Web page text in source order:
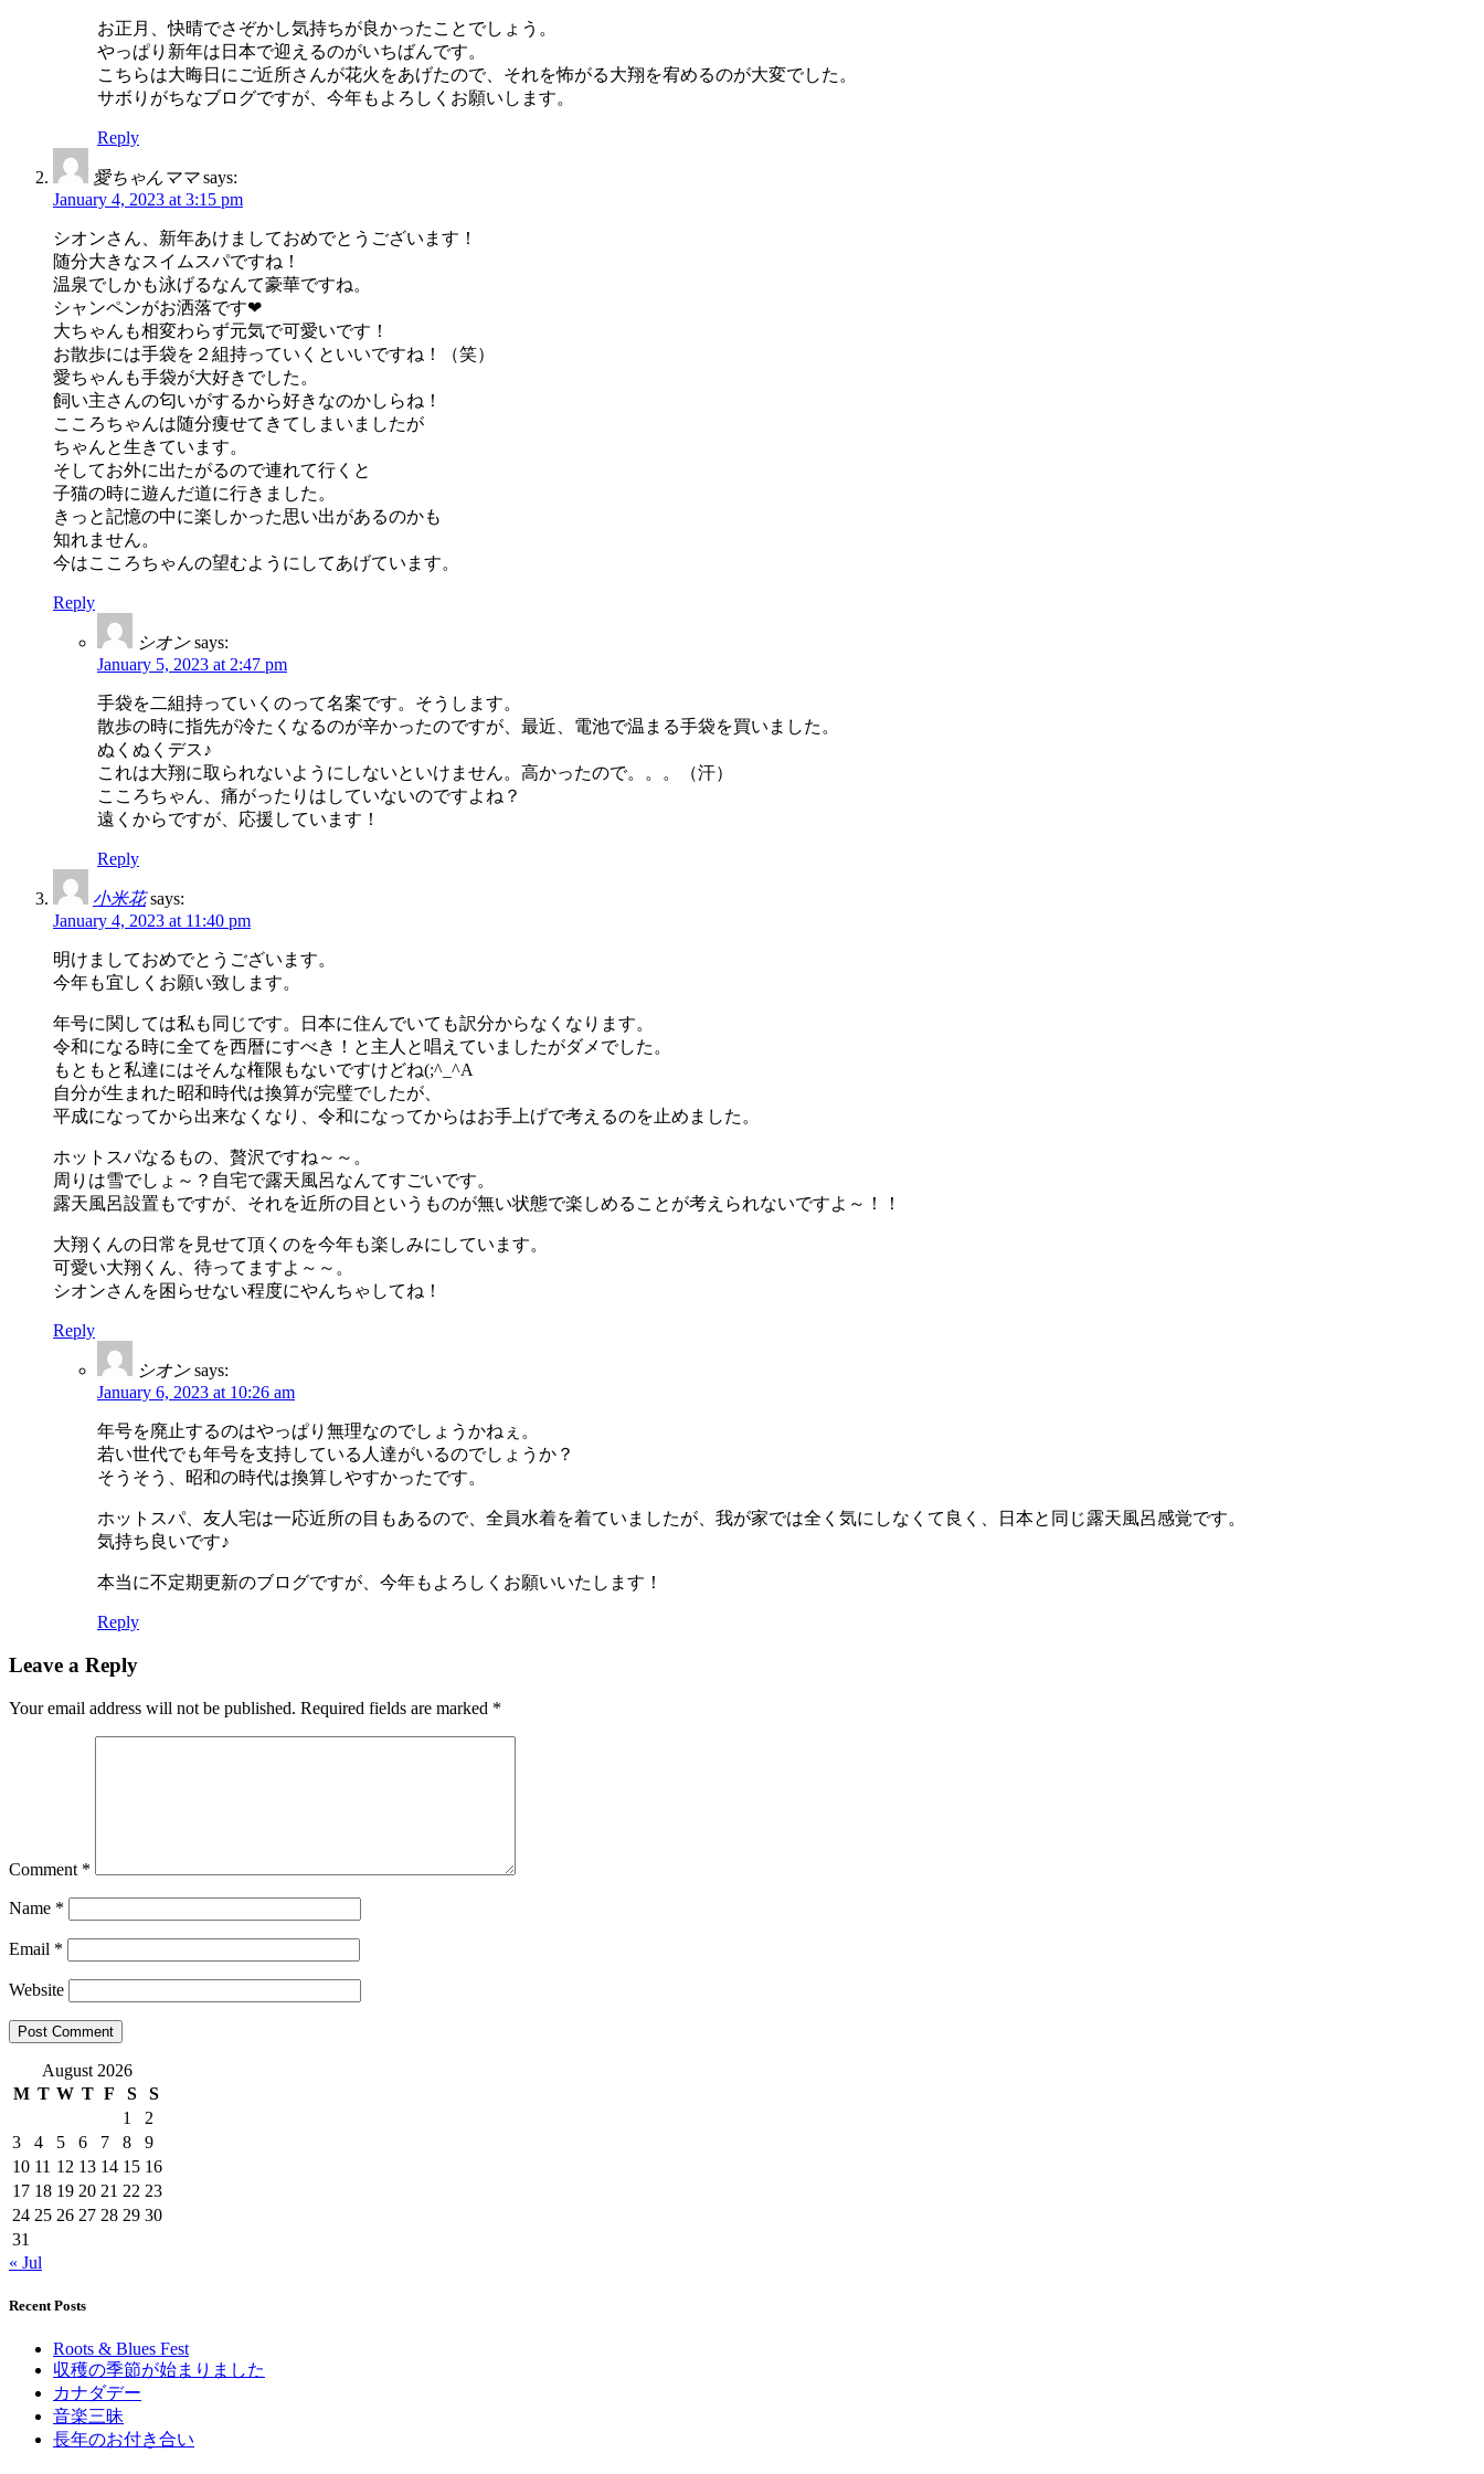
お正月、快晴でさぞかし気持ちが良かったことでしょう。
やっぱり新年は日本で迎えるのがいちばんです。
こちらは大晦日にご近所さんが花火をあげたので、それを怖がる大翔を宥めるのが大変でした。
サボりがちなブログですが、今年もよろしくお願いします。
Reply
愛ちゃんママ says:
January 4, 2023 at 3:15 pm
シオンさん、新年あけましておめでとうございます！
随分大きなスイムスパですね！
温泉でしかも泳げるなんて豪華ですね。
シャンペンがお洒落です❤
大ちゃんも相変わらず元気で可愛いです！
お散歩には手袋を２組持っていくといいですね！（笑）
愛ちゃんも手袋が大好きでした。
飼い主さんの匂いがするから好きなのかしらね！
こころちゃんは随分痩せてきてしまいましたが
ちゃんと生きています。
そしてお外に出たがるので連れて行くと
子猫の時に遊んだ道に行きました。
きっと記憶の中に楽しかった思い出があるのかも
知れません。
今はこころちゃんの望むようにしてあげています。
Reply
シオン says:
January 5, 2023 at 2:47 pm
手袋を二組持っていくのって名案です。そうします。
散歩の時に指先が冷たくなるのが辛かったのですが、最近、電池で温まる手袋を買いました。
ぬくぬくデス♪
これは大翔に取られないようにしないといけません。高かったので。。。（汗）
こころちゃん、痛がったりはしていないのですよね？
遠くからですが、応援しています！
Reply
小米花 says:
January 4, 2023 at 11:40 pm
明けましておめでとうございます。
今年も宜しくお願い致します。
年号に関しては私も同じです。日本に住んでいても訳分からなくなります。
令和になる時に全てを西暦にすべき！と主人と唱えていましたがダメでした。
もともと私達にはそんな権限もないですけどね(;^_^A
自分が生まれた昭和時代は換算が完璧でしたが、
平成になってから出来なくなり、令和になってからはお手上げで考えるのを止めました。
ホットスパなるもの、贅沢ですね～～。
周りは雪でしょ～？自宅で露天風呂なんてすごいです。
露天風呂設置もですが、それを近所の目というものが無い状態で楽しめることが考えられないですよ～！！
大翔くんの日常を見せて頂くのを今年も楽しみにしています。
可愛い大翔くん、待ってますよ～～。
シオンさんを困らせない程度にやんちゃしてね！
Reply
シオン says:
January 6, 2023 at 10:26 am
年号を廃止するのはやっぱり無理なのでしょうかねぇ。
若い世代でも年号を支持している人達がいるのでしょうか？
そうそう、昭和の時代は換算しやすかったです。
ホットスパ、友人宅は一応近所の目もあるので、全員水着を着ていましたが、我が家では全く気にしなくて良く、日本と同じ露天風呂感覚です。
気持ち良いです♪
本当に不定期更新のブログですが、今年もよろしくお願いいたします！
Reply
Leave a Reply
Your email address will not be published. Required fields are marked *
Comment *
Name *
Email *
Website
August 2026
M T W T F S
S
1
2
3
4 5 6 7 8
9
10 11 12 13 14 15 16
17 18 19 20 21 22 23
24 25 26 27 28 29 30
31
« Jul
Recent Posts
Roots & Blues Fest
収穫の季節が始まりました
カナダデー
音楽三昧
長年のお付き合い